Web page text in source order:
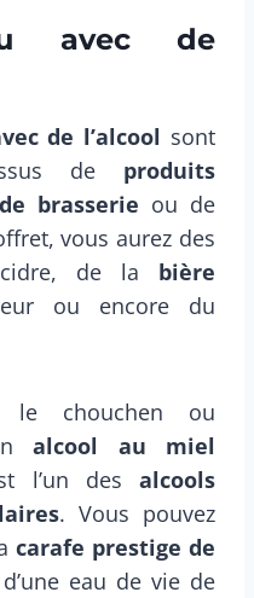
avec de
de l’alcool sont
de produits
brasserie ou de
vous aurez des
de la bière
ou encore du
le chouchen ou
alcool au miel
l’un desalcools
. Vous pouvez
carafe prestige de
eau de vie de